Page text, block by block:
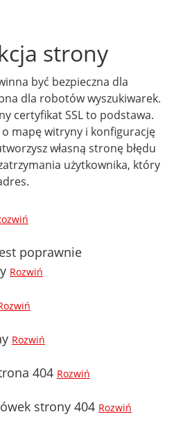
strony
być bezpieczna dla
dla robotów wyszukiwarek.
certyfikat SSL to podstawa.
mapę witryny i konfigurację
własną stronę błędu
użytkownika, który
poprawnie
Rozwiń
Rozwiń
404 Rozwiń
strony 404 Rozwiń